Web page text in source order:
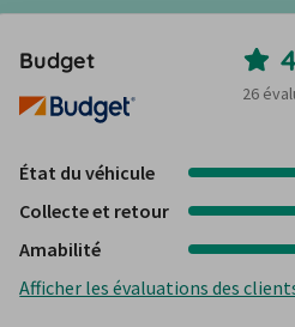
Budget
26
État du véhicule
Collecte et retour
Amabilité
Afficher les évaluations des